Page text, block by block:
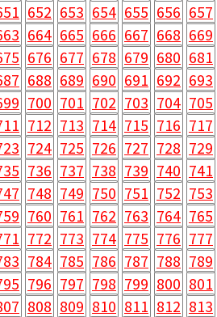
652 653 654 655 656 657
664 665 666 667 668 669
676 677 678 679 680 681
688 689 690 691 692 693
700 701 702 703 704 705
712 713 714 715 716 717
724 725 726 727 728 729
736 737 738 739 740 741
748 749 750 751 752 753
760 761 762 763 764 765
772 773 774 775 776 777
784 785 786 787 788 789
796 797 798 799 800 801
808 809 810 811 812 813